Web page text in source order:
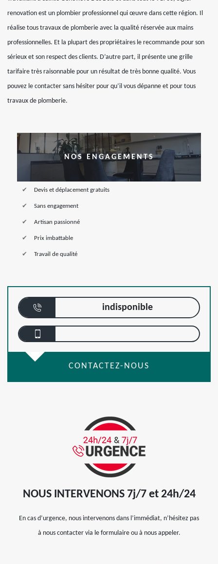
renovation est un plombier professionnel qui œuvre dans cette région. Il
réalise tous travaux de plomberie avec la qualité réservée aux mains
professionnelles. Et la plupart des propriétaires le recommande pour son
sérieux et son respect des clients. D’autre part, il présente une grille
tarifaire très raisonnable pour un résultat de très bonne qualité. Vous
pouvez le contacter sans hésiter pour qu’il vous dépanne et pour tous
travaux de plomberie.
NOS ENGAGEMENTS
Devis et déplacement gratuits
Sans engagement
Artisan passionné
Prix imbattable
Travail de qualité
indisponible
CONTACTEZ-NOUS
NOUS INTERVENONS 7j/7 et 24h/24
En cas d’urgence, nous intervenons dans l’immédiat, n’hésitez pas
à nous contacter via le formulaire ou à nous appeler.